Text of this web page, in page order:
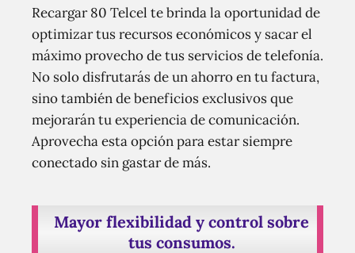
Recargar 80 Telcel te brinda la oportunidad de
optimizar tus recursos económicos y sacar el
máximo provecho de tus servicios de telefonía.
No solo disfrutarás de un ahorro en tu factura,
sino también de beneficios exclusivos que
mejorarán tu experiencia de comunicación.
Aprovecha esta opción para estar siempre
conectado sin gastar de más.
Mayor flexibilidad y control sobre
tus consumos.